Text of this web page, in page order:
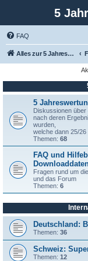
5
FAQ
Alles zur 5 Jahreswertung / Tabelle der UEFA mit vielen Statistiken.
5
Diskussionen über
nach deren
wurden,
welche dann 25/
Themen: 68
FAQ und
Fragen rund um
und das Forum
Themen: 6
Deutschland:
Themen: 36
Schweiz:
Themen: 12